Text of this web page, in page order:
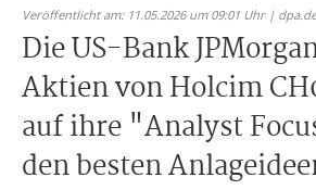
Veröffentlicht am: 11.05.2026 um 09:01 Uhr | dpa.de
Die US-Bank
Aktien von Holcim
auf ihre "Analyst
den besten